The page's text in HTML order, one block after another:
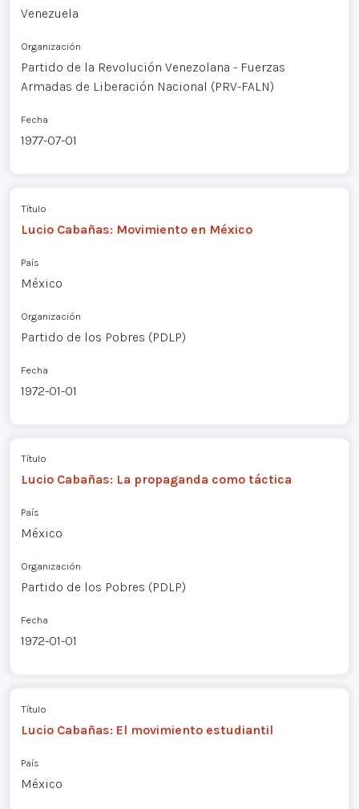
Venezuela
Organización
Partido de la Revolución Venezolana - Fuerzas
Armadas de Liberación Nacional (PRV-FALN)
Fecha
1977-07-01
Título
Lucio Cabañas: Movimiento en México
País
México
Organización
Partido de los Pobres (PDLP)
Fecha
1972-01-01
Título
Lucio Cabañas: La propaganda como táctica
País
México
Organización
Partido de los Pobres (PDLP)
Fecha
1972-01-01
Título
Lucio Cabañas: El movimiento estudiantil
País
México